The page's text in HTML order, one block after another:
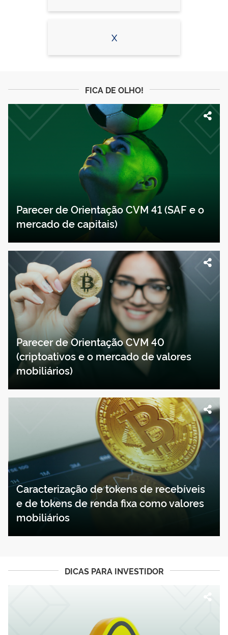
X
FICA DE OLHO!
Parecer de Orientação CVM 41 (SAF e o
mercado de capitais)
Parecer de Orientação CVM 40
(criptoativos e o mercado de valores
mobiliários)
Caracterização de tokens de recebíveis
e de tokens de renda fixa como valores
mobiliários
DICAS PARA INVESTIDOR